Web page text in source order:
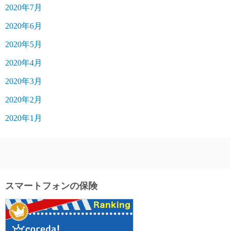
2020年7月
2020年6月
2020年5月
2020年4月
2020年3月
2020年2月
2020年1月
スマートフォンの保険